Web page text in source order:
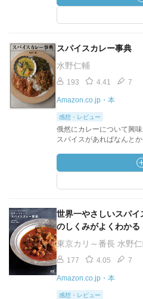
スパイスカレー事典
水野仁輔
193 4.41 7
Amazon.co.jp・本
感想・レビュー
俄然にカレーについて興
スパイスがあればなんと
世界一やさしいスパ
のしくみがよくわかる
東京カリ～番長 水野
177 4.05 7
Amazon.co.jp・本
感想・レビュー